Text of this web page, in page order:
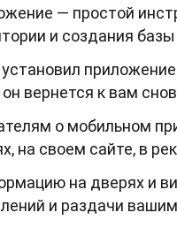
— простой
и создания
вернется к вам
о мобильном
на своем сайте, в
на дверях и
и раздачи